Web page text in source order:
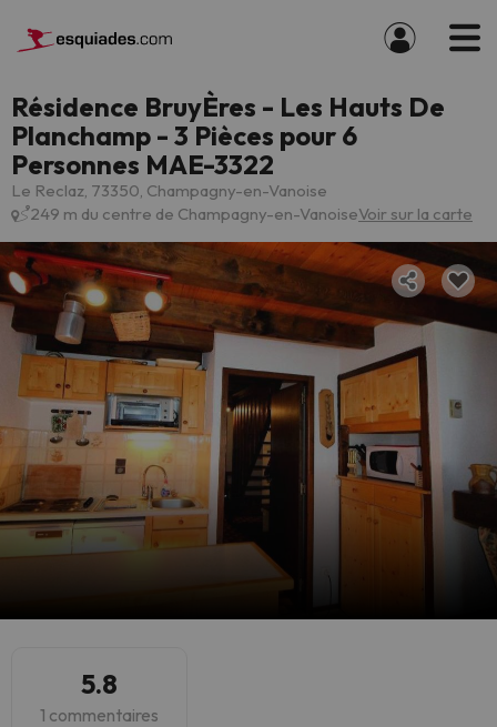
Résidence BruyÈres - Les Hauts De
Planchamp - 3 Pièces pour 6
Personnes MAE-3322
Le Reclaz, 73350, Champagny-en-Vanoise
249 m du centre de Champagny-en-VanoiseVoir sur la carte
5.8
1 commentaires